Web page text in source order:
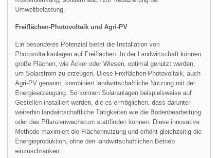
Umweltbelastung.
Freiflächen-Photovoltaik und Agri-PV
Ein besonderes Potenzial bietet die Installation von
Photovoltaikanlagen auf Freiflächen. In der Landwirtschaft können
große Flächen, wie Äcker oder Wiesen, optimal genutzt werden,
um Solarstrom zu erzeugen. Diese Freiflächen-Photovoltaik, auch
Agri-PV genannt, kombiniert landwirtschaftliche Nutzung mit der
Energieerzeugung. So können Solaranlagen beispielsweise auf
Gestellen installiert werden, die es ermöglichen, dass darunter
weiterhin landwirtschaftliche Tätigkeiten wie die Bodenbearbeitung
oder das Pflanzenwachstum stattfinden können. Diese innovative
Methode maximiert die Flächennutzung und erhöht gleichzeitig die
Energieproduktion, ohne den landwirtschaftlichen Betrieb
einzuschränken.